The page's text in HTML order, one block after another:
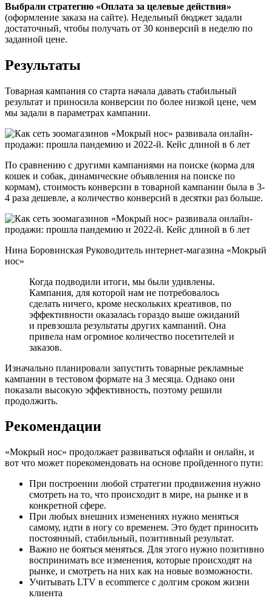
Выбрали стратегию «Оплата за целевые действия»
(оформление заказа на сайте). Недельный бюджет задали
достаточный, чтобы получать от 30 конверсий в неделю по
заданной цене.
Результаты
Товарная кампания со старта начала давать стабильный
результат и приносила конверсии по более низкой цене, чем
мы задали в параметрах кампании.
По сравнению с другими кампаниями на поиске (корма для
кошек и собак, динамические объявления на поиске по
кормам), стоимость конверсии в товарной кампании была в 3-
4 раза дешевле, а количество конверсий в десятки раз больше.
Нина Боровинская Руководитель интернет-магазина «Мокрый
нос»
Когда подводили итоги, мы были удивлены.
Кампания, для которой нам не потребовалось
сделать ничего, кроме нескольких креативов, по
эффективности оказалась гораздо выше ожиданий
и превзошла результаты других кампаний. Она
привела нам огромное количество посетителей и
заказов.
Изначально планировали запустить товарные рекламные
кампании в тестовом формате на 3 месяца. Однако они
показали высокую эффективность, поэтому решили
продолжить.
Рекомендации
«Мокрый нос» продолжает развиваться офлайн и онлайн, и
вот что может порекомендовать на основе пройденного пути:
При построении любой стратегии продвижения нужно
смотреть на то, что происходит в мире, на рынке и в
конкретной сфере.
При любых внешних изменениях нужно меняться
самому, идти в ногу со временем. Это будет приносить
постоянный, стабильный, позитивный результат.
Важно не бояться меняться. Для этого нужно позитивно
воспринимать все изменения, которые происходят на
рынке, и смотреть на них как на новые возможности.
Учитывать LTV в ecommerce с долгим сроком жизни
клиента